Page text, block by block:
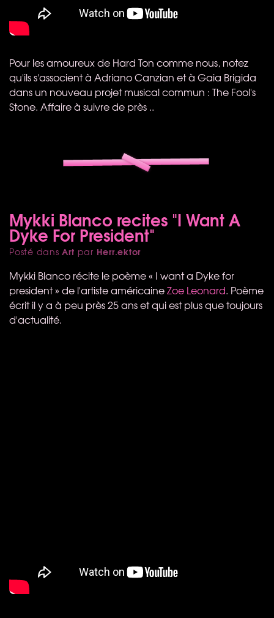
Pour les amoureux de Hard Ton comme nous, notez
qu'ils s'associent à Adriano Canzian et à Gaia Brigida
dans un nouveau projet musical commun : The Fool's
Stone. Affaire à suivre de près ..
Mykki Blanco recites "I Want A
Dyke For President"
Posté dansArt par Herr.ektor
Mykki Blanco récite le poème « I want a Dyke for
president » de l'artiste américaineZoe Leonard. Poème
écrit il y a à peu près 25 ans et qui est plus que toujours
d'actualité.